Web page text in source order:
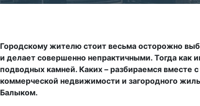
Городскому жителю стоит весьма осторожно
и делает совершенно непрактичными. Тогда как
подводных камней. Каких – разбираемся вместе
коммерческой недвижимости и загородного
Балыком.